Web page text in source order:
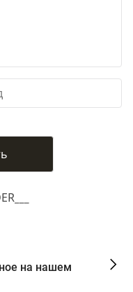
на нашем